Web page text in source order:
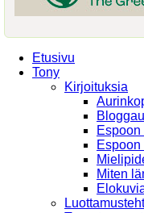
Etusivu
Tony
Kirjoituksia
Miten